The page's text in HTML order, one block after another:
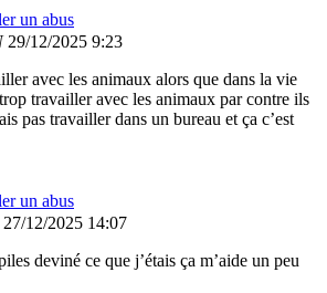
un abus
29/12/2025 9:23
avec les animaux alors que dans la vie
travailler avec les animaux par contre ils
pas travailler dans un bureau et ça c’est
un abus
27/12/2025 14:07
deviné ce que j’étais ça m’aide un peu